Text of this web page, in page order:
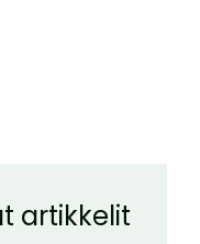
artikkelit